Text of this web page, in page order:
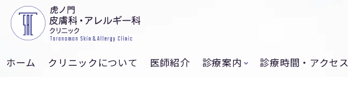
ホーム クリニックについて 医師紹介 診療案内 診療時間・アクセス